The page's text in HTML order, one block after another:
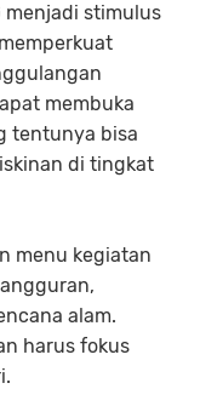
menjadi stimulus
membuka
tentunya bisa
di tingkat
menu kegiatan
alam.
harus fokus